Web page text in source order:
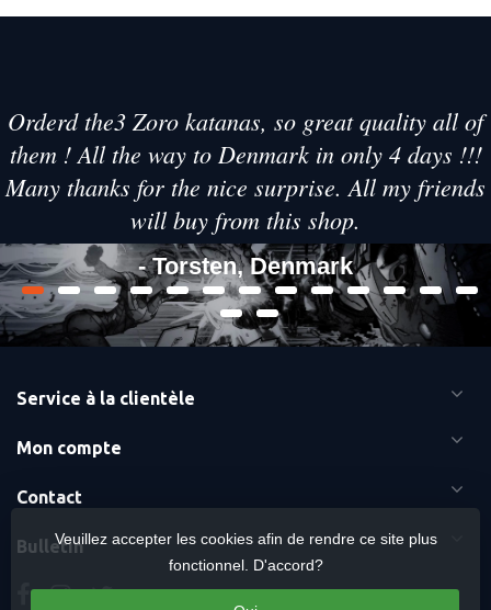
Orderd the3 Zoro katanas, so great quality all of
them ! All the way to Denmark in only 4 days !!!
Many thanks for the nice surprise. All my friends
will buy from this shop.
- Torsten, Denmark
Service à la clientèle
Mon compte
Contact
BulletinVeuillez accepter les cookies afin de rendre ce site plus
fonctionnel. D'accord?